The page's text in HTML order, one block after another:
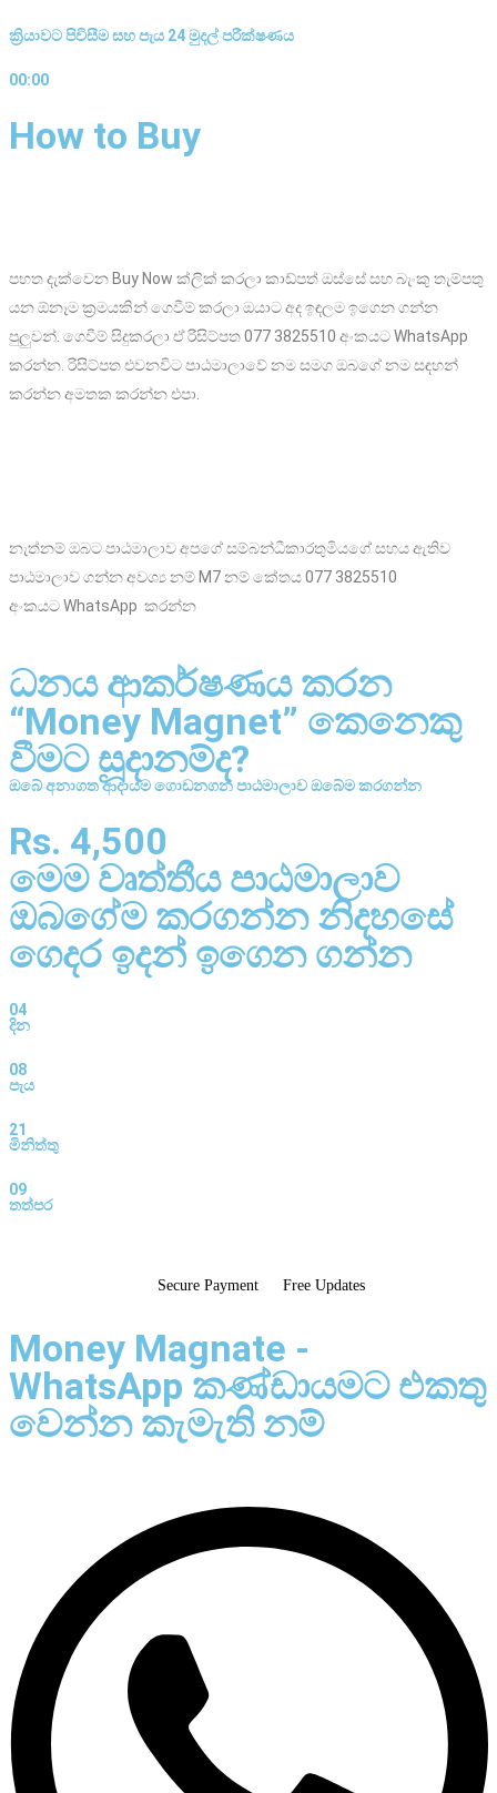
ක්‍රියාවට පිවිසීම සහ පැය 24 මුදල් පරීක්ෂණය
00:00
How to Buy
පහත දැක්වෙන Buy Now ක්ලික් කරලා කාඩ්පත් ඔස්සේ සහ බැංකු තැම්පතු
යන ඕනෑම ක්‍රමයකින් ගෙවීම් කරලා ඔයාට අද ඉඳලම ඉගෙන ගන්න
පුලුවන්. ගෙවීම් සිදුකරලා ඒ රිසිට්පත 077 3825510 අංකයට WhatsApp
කරන්න. රිසිට්පත එවනවිට පාඨමාලාවේ නම සමග ඔබගේ නම සඳහන්
කරන්න අමතක කරන්න එපා.
නැත්නම් ඔබට පාඨමාලාව අපගේ සම්බන්ධීකාරතුමියගේ සහය ඇතිව
පාඨමාලාව ගන්න අවශ්‍ය නම් M7 නම් කේතය 077 3825510
අංකයට WhatsApp කරන්න
ධනය ආකර්ෂණය කරන
“Money Magnet” කෙනෙකු
වීමට සූදානම්ද?
ඔබේ අනාගත ආදායම ගොඩනගන පාඨමාලාව ඔබේම කරගන්න
Rs. 4,500
මෙම වෘත්තීය පාඨමාලාව
ඔබගේම කරගන්න නිදහසේ
ගෙදර ඉදන් ඉගෙන ගන්න
04
දින
08
පැය
21
මිනිත්තු
08
තත්පර
Secure Payment Free Updates
Money Magnate -
WhatsApp කණ්ඩායමට එකතු
වෙන්න කැමැති නම්